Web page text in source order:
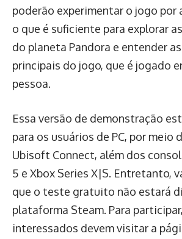
poderão experimentar o jogo por
o que é suficiente para explorar
do planeta Pandora e entender
principais do jogo, que é jogado
pessoa.
Essa versão de demonstração
para os usuários de PC, por meio
Ubisoft Connect, além dos
5 e Xbox Series X|S. Entretanto,
que o teste gratuito não estará
plataforma Steam. Para
interessados devem visitar a